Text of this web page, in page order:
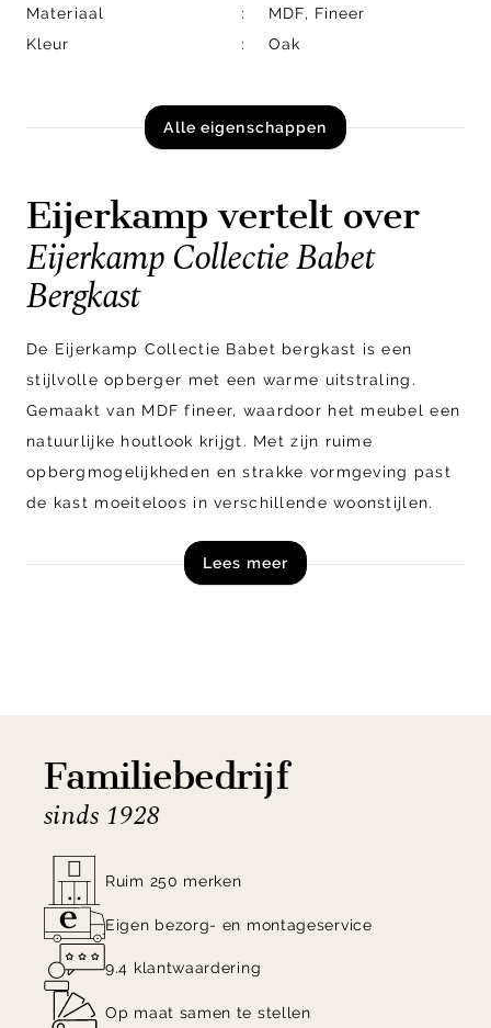
Materiaal
MDF, Fineer
Kleur
Oak
Alle eigenschappen
Eijerkamp vertelt over
Eijerkamp Collectie Babet
Bergkast
De Eijerkamp Collectie Babet bergkast is een
stijlvolle opberger met een warme uitstraling.
Gemaakt van MDF fineer, waardoor het meubel een
natuurlijke houtlook krijgt. Met zijn ruime
opbergmogelijkheden en strakke vormgeving past
de kast moeiteloos in verschillende woonstijlen.
interieur.
Lees meer
Familiebedrijf
sinds 1928
Ruim 250 merken
Eigen bezorg- en montageservice
9.4 klantwaardering
Op maat samen te stellen